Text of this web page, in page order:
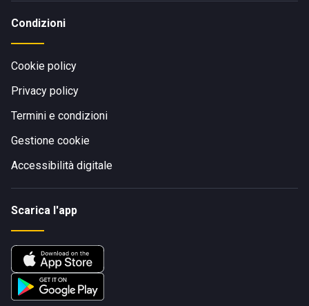
Condizioni
Cookie policy
Privacy policy
Termini e condizioni
Gestione cookie
Accessibilità digitale
Scarica l'app